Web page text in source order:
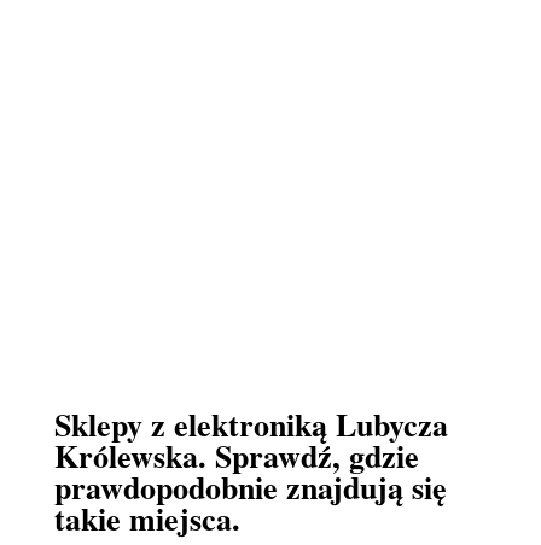
Sklepy z elektroniką Lubycza
Królewska. Sprawdź, gdzie
prawdopodobnie znajdują się
takie miejsca.